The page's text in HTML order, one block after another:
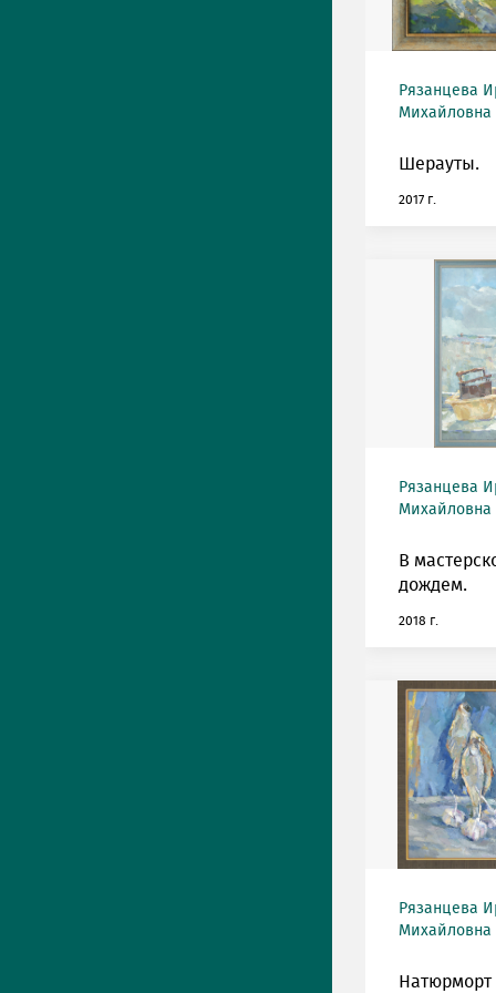
Рязанцева
Михайловна
Шерауты.
2017 г.
Рязанцева
Михайловна
В
дождем.
2018 г.
Рязанцева
Михайловна